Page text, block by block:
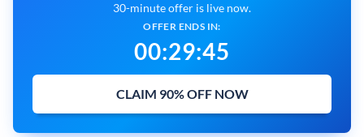
30-minute offer is live now.
OFFER ENDS IN:
00:29:44
CLAIM 90% OFF NOW